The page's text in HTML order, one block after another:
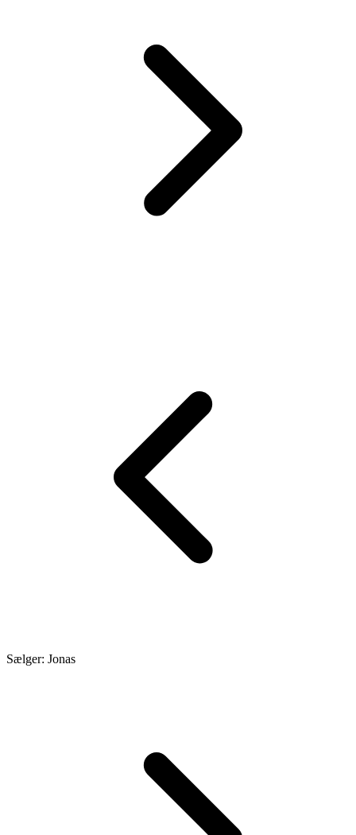
Sælger: Jonas